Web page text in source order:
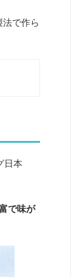
で作ら
日本
で味が